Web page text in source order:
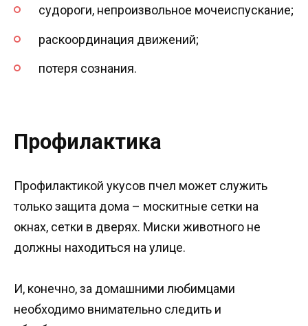
судороги, непроизвольное мочеиспускание;
раскоординация движений;
потеря сознания.
Профилактика
Профилактикой укусов пчел может служить
только защита дома – москитные сетки на
окнах, сетки в дверях. Миски животного не
должны находиться на улице.
И, конечно, за домашними любимцами
необходимо внимательно следить и